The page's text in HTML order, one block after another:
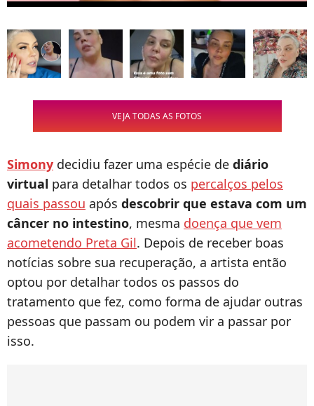
VEJA TODAS AS FOTOS
Simony decidiu fazer uma espécie de diário
virtual para detalhar todos os percalços pelos
quais passou após descobrir que estava com um
câncer no intestino, mesma doença que vem
acometendo Preta Gil. Depois de receber boas
notícias sobre sua recuperação, a artista então
optou por detalhar todos os passos do
tratamento que fez, como forma de ajudar outras
pessoas que passam ou podem vir a passar por
isso.